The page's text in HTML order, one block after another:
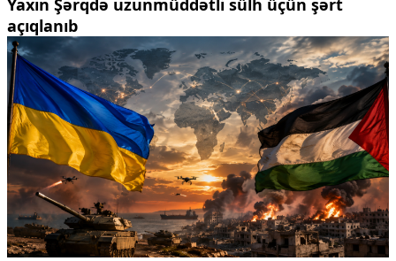
Yaxın Şərqdə uzunmüddətli sülh üçün şərt
açıqlanıb